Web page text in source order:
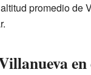
promedio de
en